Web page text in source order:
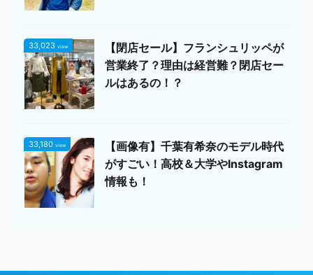
33,023 view
【閉店セール】フランシュリッペが
営業終了？理由は経営難？閉店セー
ルはあるの！？
33,180 view
【画像有】千葉有希奈のモデル時代
がすごい！高校＆大学やInstagram
情報も！